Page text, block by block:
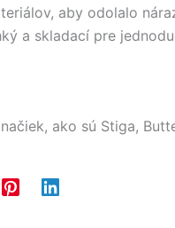
aby odolalo
a skladací pre
ako sú Stiga,